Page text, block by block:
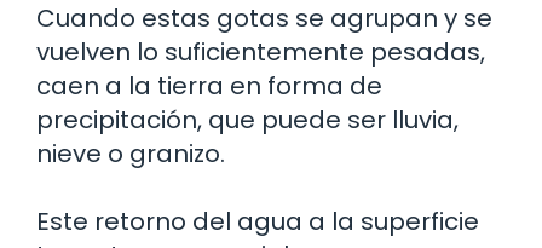
Cuando estas gotas se agrupan y se
vuelven lo suficientemente pesadas,
caen a la tierra en forma de
precipitación, que puede ser lluvia,
nieve o granizo.
Este retorno del agua a la superficie